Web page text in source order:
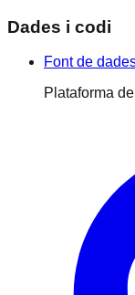
Dades i codi
Font de
Plataforma